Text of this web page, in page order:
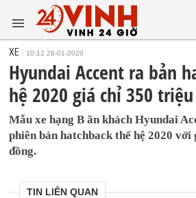
XE 10:12 28-01-2020
Hyundai Accent ra bản
hệ 2020 giá chỉ 350
Mẫu xe hạng B ăn khách Hyundai
phiên bản hatchback thế hệ 2020
đồng.
TIN LIÊN QUAN